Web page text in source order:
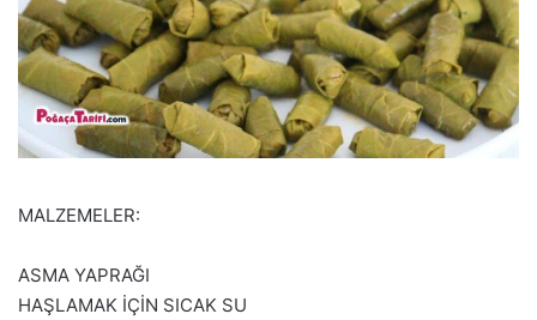
MALZEMELER:
ASMA YAPRAĞI
HAŞLAMAK İÇİN SICAK SU